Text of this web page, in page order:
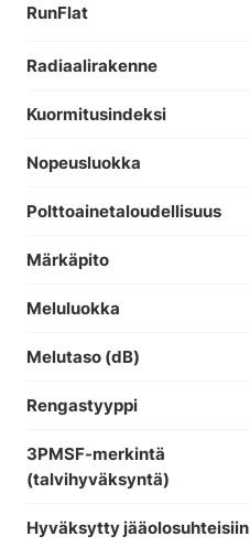
RunFlat
Radiaalirakenne
Kuormitusindeksi
Nopeusluokka
Polttoainetaloudellisuus
Märkäpito
Meluluokka
Melutaso (dB)
Rengastyyppi
3PMSF-merkintä
(talvihyväksyntä)
Hyväksytty jääolosuhteisiin